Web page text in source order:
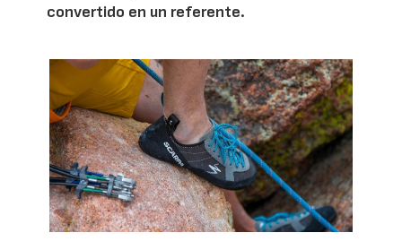
convertido en un referente.